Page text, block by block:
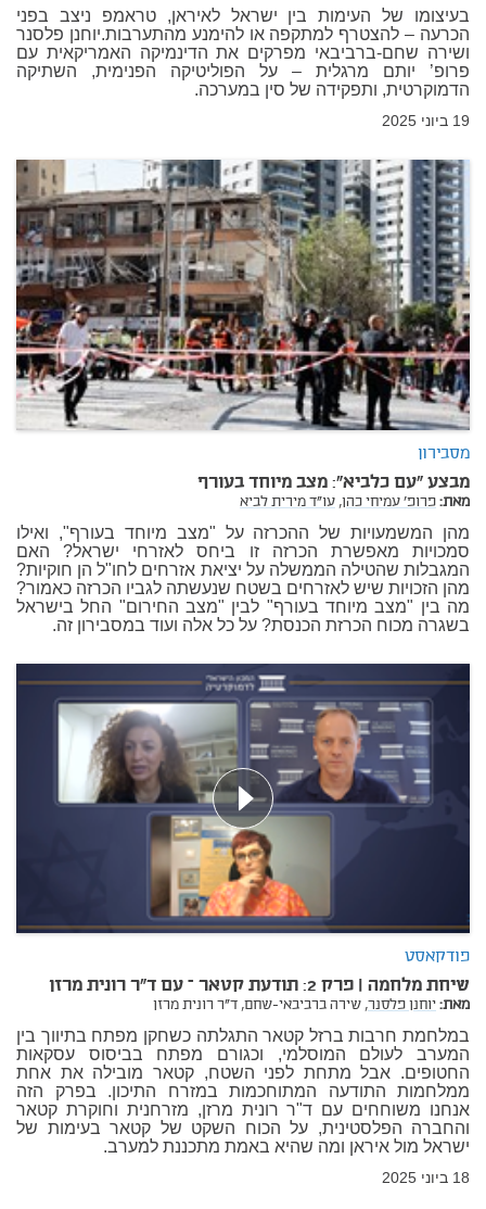
בעיצומו של העימות בין ישראל לאיראן, טראמפ ניצב בפני
הכרעה – להצטרף למתקפה או להימנע מהתערבות.יוחנן פלסנר
ושירה שחם-ברביבאי מפרקים את הדינמיקה האמריקאית עם
פרופ’ יותם מרגלית – על הפוליטיקה הפנימית, השתיקה
הדמוקרטית, ותפקידה של סין במערכה.
19 ביוני 2025
מסבירון
מבצע "עם כלביא": מצב מיוחד בעורף
מאת:פרופ' עמיחי כהן, עו"ד מירית לביא
מהן המשמעויות של ההכרזה על "מצב מיוחד בעורף", ואילו
סמכויות מאפשרת הכרזה זו ביחס לאזרחי ישראל? האם
המגבלות שהטילה הממשלה על יציאת אזרחים לחו"ל הן חוקיות?
מהן הזכויות שיש לאזרחים בשטח שנעשתה לגביו הכרזה כאמור?
מה בין "מצב מיוחד בעורף" לבין "מצב החירום" החל בישראל
בשגרה מכוח הכרזת הכנסת? על כל אלה ועוד במסבירון זה.
פודקאסט
שיחת מלחמה | פרק 2: תודעת קטאר – עם ד"ר רונית מרזן
מאת:יוחנן פלסנר,שירה ברביבאי-שחם,ד"ר רונית מרזן
במלחמת חרבות ברזל קטאר התגלתה כשחקן מפתח בתיווך בין
המערב לעולם המוסלמי, וכגורם מפתח בביסוס עסקאות
החטופים. אבל מתחת לפני השטח, קטאר מובילה את אחת
ממלחמות התודעה המתוחכמות במזרח התיכון. בפרק הזה
אנחנו משוחחים עם ד"ר רונית מרזן, מזרחנית וחוקרת קטאר
והחברה הפלסטינית, על הכוח השקט של קטאר בעימות של
ישראל מול איראן ומה שהיא באמת מתכננת למערב.
18 ביוני 2025